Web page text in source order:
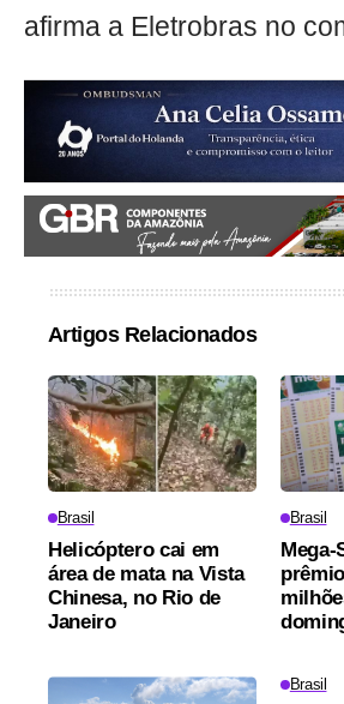
afirma a Eletrobras no
Artigos Relacionados
Brasil
Helicóptero cai em
área de mata na Vista
Chinesa, no Rio de
Janeiro
Brasil
Brasil